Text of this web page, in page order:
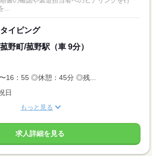
...
イピング
野町/菰野駅（車 9分）
16：55 ◎休憩：45分 ◎残...
日
もっと見る
求人詳細を見る